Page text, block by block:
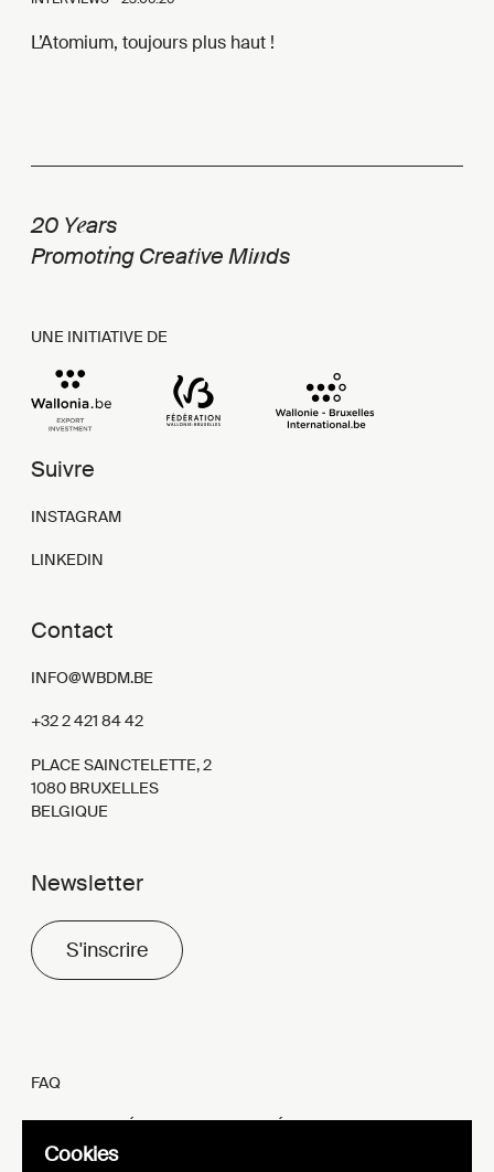
L’Atomium, toujours plus haut !
20 Years
Promoting Creative Minds
UNE INITIATIVE DE
Suivre
INSTAGRAM
LINKEDIN
Contact
INFO@WBDM.BE
+32 2 421 84 42
PLACE SAINCTELETTE, 2
1080 BRUXELLES
BELGIQUE
Newsletter
S'inscrire
FAQ
MENTIONS LÉGALES ET VIE PRIVÉE
Cookies